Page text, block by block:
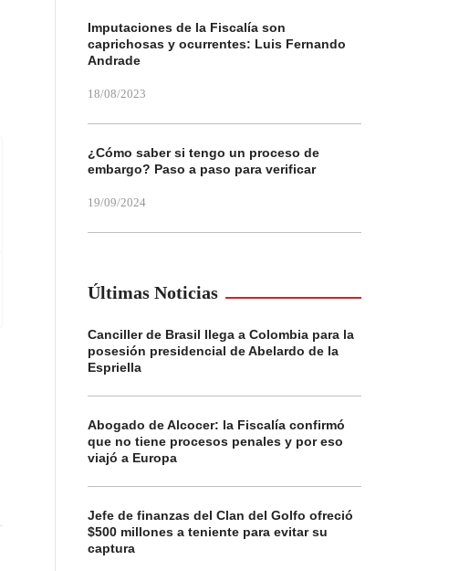
Imputaciones de la Fiscalía son
caprichosas y ocurrentes: Luis Fernando
Andrade
18/08/2023
¿Cómo saber si tengo un proceso de
embargo? Paso a paso para verificar
19/09/2024
Últimas Noticias
Canciller de Brasil llega a Colombia para la
posesión presidencial de Abelardo de la
Espriella
Abogado de Alcocer: la Fiscalía confirmó
que no tiene procesos penales y por eso
viajó a Europa
Jefe de finanzas del Clan del Golfo ofreció
$500 millones a teniente para evitar su
captura